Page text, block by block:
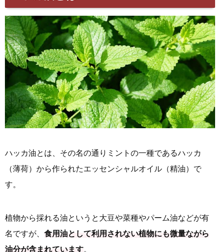
ハッカ油とは、その名の通りミントの一種であるハッカ
（薄荷）から作られたエッセンシャルオイル（精油）で
す。
植物から採れる油というと大豆や菜種やパーム油などが有
名ですが、 食用油として利用されない植物にも微量ながら
油分が含まれています。